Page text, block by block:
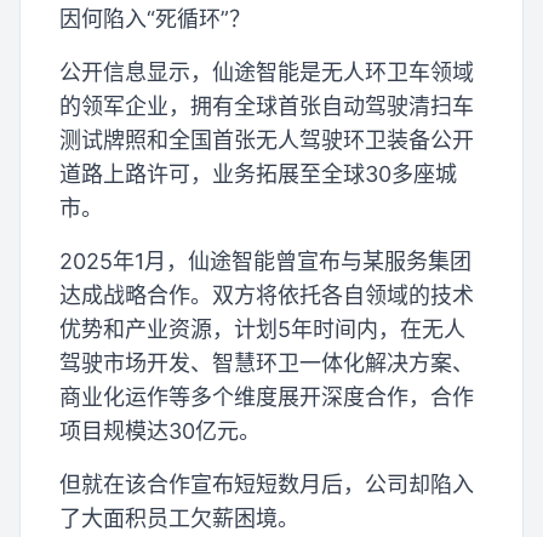
因何陷入“死循环”？
公开信息显示，仙途智能是无人环卫车领域
的领军企业，拥有全球首张自动驾驶清扫车
测试牌照和全国首张无人驾驶环卫装备公开
道路上路许可，业务拓展至全球30多座城
市。
2025年1月，仙途智能曾宣布与某服务集团
达成战略合作。双方将依托各自领域的技术
优势和产业资源，计划5年时间内，在无人
驾驶市场开发、智慧环卫一体化解决方案、
商业化运作等多个维度展开深度合作，合作
项目规模达30亿元。
但就在该合作宣布短短数月后，公司却陷入
了大面积员工欠薪困境。